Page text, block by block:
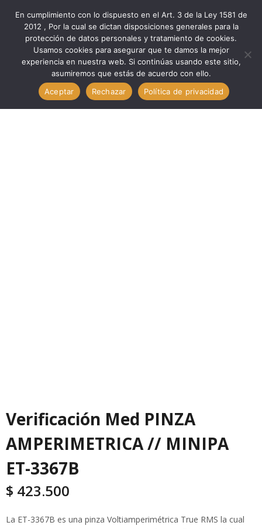
Marcas
Minipa
Verificación Med PINZA AMPERIMETRICA // MINIPA ET-
Verificación Med PINZA
AMPERIMETRICA // MINIPA
ET-3367B
$ 423.500
La ET-3367B es una pinza Voltiamperimétrica True RMS la cual
En cumplimiento con lo dispuesto en el Art. 3 de la Ley 1581 de
2012 , Por la cual se dictan disposiciones generales para la
protección de datos personales y tratamiento de cookies.
Usamos cookies para asegurar que te damos la mejor
experiencia en nuestra web. Si continúas usando este sitio,
asumiremos que estás de acuerdo con ello.
Aceptar
Rechazar Política de privacidad